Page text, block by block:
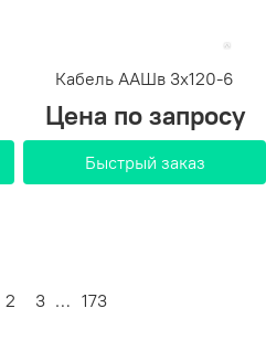
Кабель ААШв 3х120-6
Цена по запросу
Быстрый заказ
2 3 … 173